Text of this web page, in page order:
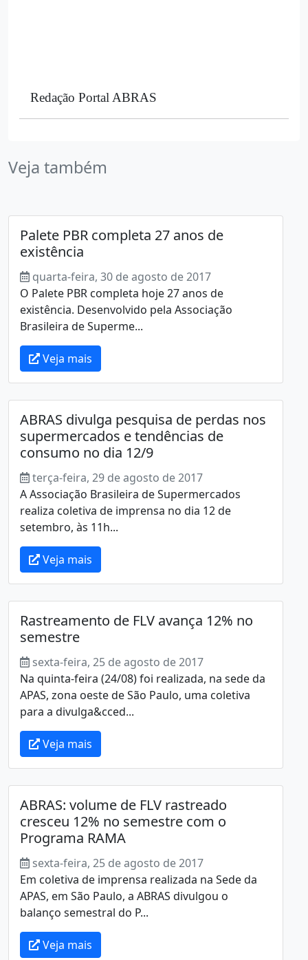
Redação Portal ABRAS
Veja também
Palete PBR completa 27 anos de
existência
quarta-feira, 30 de agosto de 2017
O Palete PBR completa hoje 27 anos de
existência. Desenvolvido pela Associação
Brasileira de Superme...
Veja mais
ABRAS divulga pesquisa de perdas nos
supermercados e tendências de
consumo no dia 12/9
terça-feira, 29 de agosto de 2017
A Associação Brasileira de Supermercados
realiza coletiva de imprensa no dia 12 de
setembro, às 11h...
Veja mais
Rastreamento de FLV avança 12% no
semestre
sexta-feira, 25 de agosto de 2017
Na quinta-feira (24/08) foi realizada, na sede da
APAS, zona oeste de São Paulo, uma coletiva
para a divulga&cced...
Veja mais
ABRAS: volume de FLV rastreado
cresceu 12% no semestre com o
Programa RAMA
sexta-feira, 25 de agosto de 2017
Em coletiva de imprensa realizada na Sede da
APAS, em São Paulo, a ABRAS divulgou o
balanço semestral do P...
Veja mais